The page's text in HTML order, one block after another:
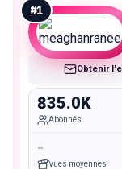
#1
Obtenir
835.0K
Abonnés
-
Vues moyennes